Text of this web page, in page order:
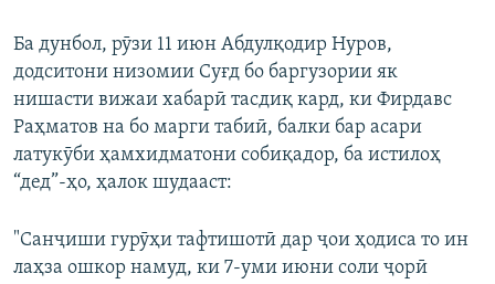
Ба дунбол, рӯзи 11 июн Абдулқодир Нуров,
додситони низомии Суғд бо баргузории як
нишасти вижаи хабарӣ тасдиқ кард, ки Фирдавс
Раҳматов на бо марги табиӣ, балки бар асари
латукӯби ҳамхидматони собиқадор, ба истилоҳ
“дед”-ҳо, ҳалок шудааст:
"Санҷиши гурӯҳи тафтишотӣ дар ҷои ҳодиса то ин
лаҳза ошкор намуд, ки 7-уми июни соли ҷорӣ